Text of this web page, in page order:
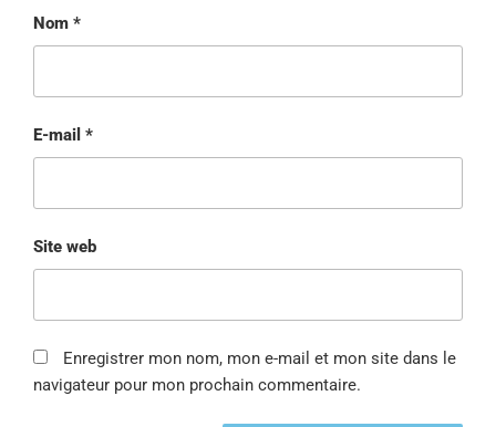
Nom *
E-mail *
Site web
Enregistrer mon nom, mon e-mail et mon site dans le
navigateur pour mon prochain commentaire.